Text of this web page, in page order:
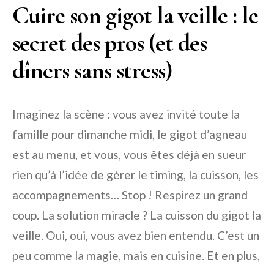
Cuire son gigot la veille : le
secret des pros (et des
dîners sans stress)
Imaginez la scène : vous avez invité toute la
famille pour dimanche midi, le gigot d’agneau
est au menu, et vous, vous êtes déjà en sueur
rien qu’à l’idée de gérer le timing, la cuisson, les
accompagnements… Stop ! Respirez un grand
coup. La solution miracle ? La cuisson du gigot la
veille. Oui, oui, vous avez bien entendu. C’est un
peu comme la magie, mais en cuisine. Et en plus,